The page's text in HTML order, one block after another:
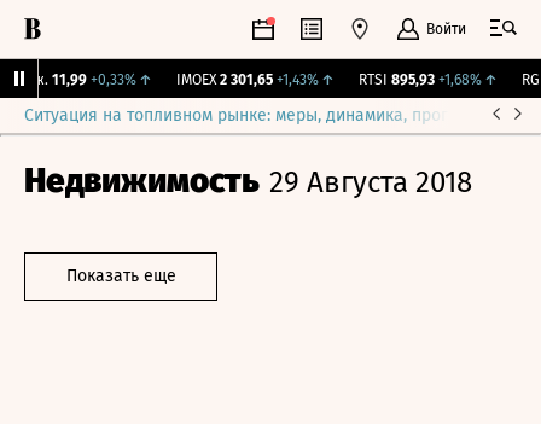
Войти
11,99 +0,33%↑ IMOEX 2 301,65 +1,43%↑ RTSI 895,93 +1,68%↑ RGBI
Ситуация на топливном рынке: меры, динамика, прогнозы
Недвижимость 29 Августа 2018
Показать еще